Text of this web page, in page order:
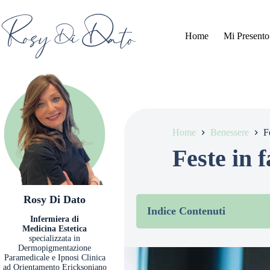
contenuto
Home
Mi Presento
Home Benessere
Feste in
Indice Contenuti
Strategie efficaci per
Rosy Di Dato
Infermiera di
Medicina Estetica
specializzata in
Dermopigmentazione
Paramedicale e Ipnosi Clinica
ad Orientamento Ericksoniano